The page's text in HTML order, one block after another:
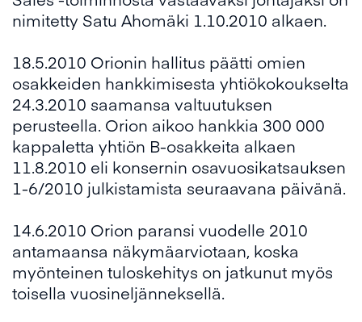
nimitetty Satu Ahomäki 1.10.2010 alkaen.
18.5.2010 Orionin hallitus päätti omien
osakkeiden hankkimisesta yhtiökokoukselta
24.3.2010 saamansa valtuutuksen
perusteella. Orion aikoo hankkia 300 000
kappaletta yhtiön B-osakkeita alkaen
11.8.2010 eli konsernin osavuosikatsauksen
1-6/2010 julkistamista seuraavana päivänä.
14.6.2010 Orion paransi vuodelle 2010
antamaansa näkymäarviotaan, koska
myönteinen tuloskehitys on jatkunut myös
toisella vuosineljänneksellä.